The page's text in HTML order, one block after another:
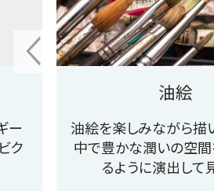
ー
ク
油絵
油絵を楽しみながら描
中で豊かな潤いの空
るように演出して